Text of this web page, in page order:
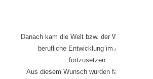
Danach kam die Welt bzw. der Wunsch
berufliche Entwicklung im Ausland
fortzusetzen.
Aus diesem Wunsch wurden fast 10 Jahre